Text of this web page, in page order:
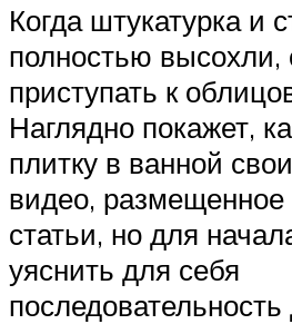
Когда штукатурка и
полностью
приступать к
Наглядно покажет,
плитку в ванной
видео, размещенное
статьи, но для
уяснить для себя